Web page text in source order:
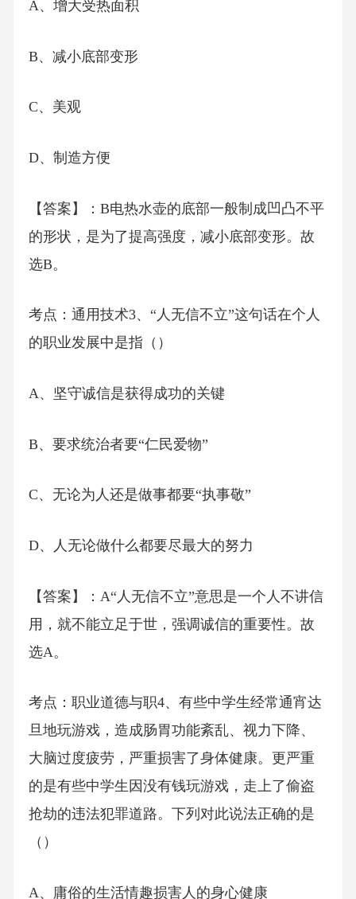
A、增大受热面积
B、减小底部变形
C、美观
D、制造方便
【答案】：B电热水壶的底部一般制成凹凸不平
的形状，是为了提高强度，减小底部变形。故
选B。
考点：通用技术3、“人无信不立”这句话在个人
的职业发展中是指（）
A、坚守诚信是获得成功的关键
B、要求统治者要“仁民爱物”
C、无论为人还是做事都要“执事敬”
D、人无论做什么都要尽最大的努力
【答案】：A“人无信不立”意思是一个人不讲信
用，就不能立足于世，强调诚信的重要性。故
选A。
考点：职业道德与职4、有些中学生经常通宵达
旦地玩游戏，造成肠胃功能紊乱、视力下降、
大脑过度疲劳，严重损害了身体健康。更严重
的是有些中学生因没有钱玩游戏，走上了偷盗
抢劫的违法犯罪道路。下列对此说法正确的是
（）
A、庸俗的生活情趣损害人的身心健康